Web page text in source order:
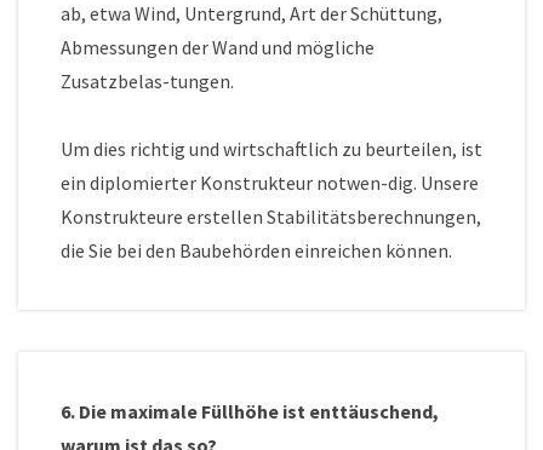
ab, etwa Wind, Untergrund, Art der Schüttung,
Abmessungen der Wand und mögliche
Zusatzbelas-tungen.
Um dies richtig und wirtschaftlich zu beurteilen, ist
ein diplomierter Konstrukteur notwen-dig. Unsere
Konstrukteure erstellen Stabilitätsberechnungen,
die Sie bei den Baubehörden einreichen können.
6. Die maximale Füllhöhe ist enttäuschend,
warum ist das so?